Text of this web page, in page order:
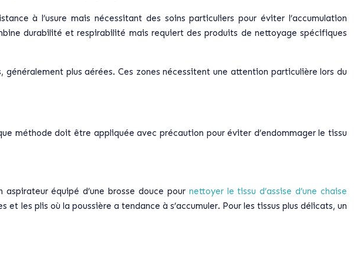
à l’usure mais nécessitant des soins particuliers pour éviter l’accumulation
durabilité et respirabilité mais requiert des produits de nettoyage spécifiques
plus aérées. Ces zones nécessitent une attention particulière lors du
méthode doit être appliquée avec précaution pour éviter d’endommager le tissu
équipé d’une brosse douce pour nettoyer le tissu d’assise d’une chaise
les plis où la poussière a tendance à s’accumuler. Pour les tissus plus délicats, un